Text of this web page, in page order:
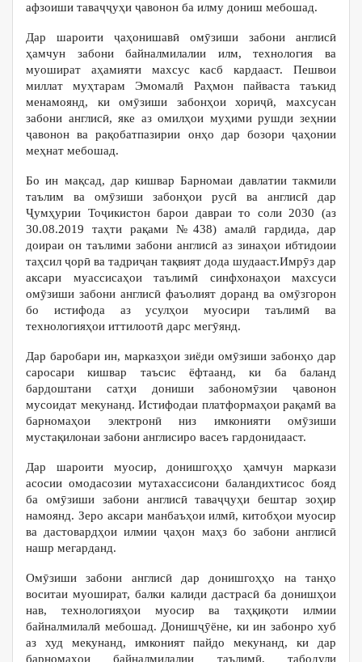
афзоиши таваҷҷуҳи ҷавонон ба илму дониш мебошад.
Дар шароити ҷаҳонишавӣ омӯзиши забони англисӣ
ҳамчун забони байналмилалии илм, технология ва
муошират аҳамияти махсус касб кардааст. Пешвои
миллат муҳтарам Эмомалӣ Раҳмон пайваста таъкид
менамоянд, ки омӯзиши забонҳои хориҷӣ, махсусан
забони англисӣ, яке аз омилҳои муҳими рушди зеҳнии
ҷавонон ва рақобатпазирии онҳо дар бозори ҷаҳонии
меҳнат мебошад.
Бо ин мақсад, дар кишвар Барномаи давлатии такмили
таълим ва омӯзиши забонҳои русӣ ва англисӣ дар
Ҷумҳурии Тоҷикистон барои давраи то соли 2030 (аз
30.08.2019 таҳти рақами №438) амалӣ гардида, дар
доираи он таълими забони англисӣ аз зинаҳои ибтидоии
таҳсил ҷорӣ ва тадриҷан тақвият дода шудааст.Имрӯз дар
аксари муассисаҳои таълимӣ синфхонаҳои махсуси
омӯзиши забони англисӣ фаъолият доранд ва омӯзгорон
бо истифода аз усулҳои муосири таълимӣ ва
технологияҳои иттилоотӣ дарс мегӯянд.
Дар баробари ин, марказҳои зиёди омӯзиши забонҳо дар
саросари кишвар таъсис ёфтаанд, ки ба баланд
бардоштани сатҳи дониши забономӯзии ҷавонон
мусоидат мекунанд. Истифодаи платформаҳои рақамӣ ва
барномаҳои электронӣ низ имконияти омӯзиши
мустақилонаи забони англисиро васеъ гардонидааст.
Дар шароити муосир, донишгоҳҳо ҳамчун маркази
асосии омодасозии мутахассисони баландихтисос бояд
ба омӯзиши забони англисӣ таваҷҷуҳи бештар зоҳир
намоянд. Зеро аксари манбаъҳои илмӣ, китобҳои муосир
ва дастовардҳои илмии ҷаҳон маҳз бо забони англисӣ
нашр мегарданд.
Омӯзиши забони англисӣ дар донишгоҳҳо на танҳо
воситаи муошират, балки калиди дастрасӣ ба донишҳои
нав, технологияҳои муосир ва таҳқиқоти илмии
байналмилалӣ мебошад. Донишҷӯёне, ки ин забонро хуб
аз худ мекунанд, имконият пайдо мекунанд, ки дар
барномаҳои байналмилалии таълимӣ, табодули